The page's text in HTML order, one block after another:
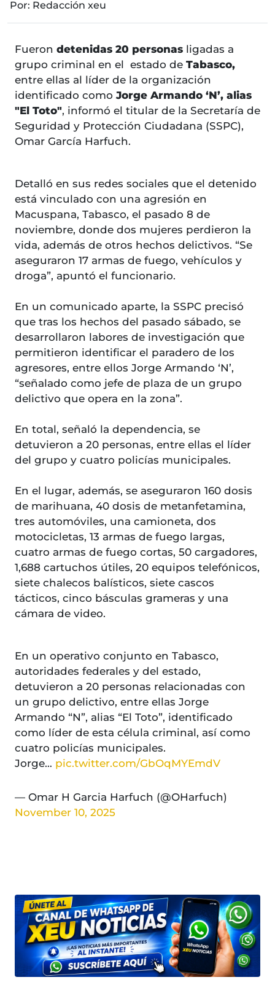
Por: Redacción xeu
Fueron detenidas 20 personas ligadas a
grupo criminal en el estado de Tabasco,
entre ellas al líder de la organización
identificado comoJorge Armando ‘N’, alias
"El Toto", informó el titular de la Secretaría de
Seguridad y Protección Ciudadana (SSPC),
Omar García Harfuch.
Detalló en sus redes sociales que el detenido
está vinculado con una agresión en
Macuspana, Tabasco, el pasado 8 de
noviembre, donde dos mujeres perdieron la
vida, además de otros hechos delictivos. “Se
aseguraron 17 armas de fuego, vehículos y
droga”, apuntó el funcionario.
En un comunicado aparte, la SSPC precisó
que tras los hechos del pasado sábado, se
desarrollaron labores de investigación que
permitieron identificar el paradero de los
agresores, entre ellos Jorge Armando ‘N’,
“señalado como jefe de plaza de un grupo
delictivo que opera en la zona”.
En total, señaló la dependencia, se
detuvieron a 20 personas, entre ellas el líder
del grupo y cuatro policías municipales.
En el lugar, además, se aseguraron 160 dosis
de marihuana, 40 dosis de metanfetamina,
tres automóviles, una camioneta, dos
motocicletas, 13 armas de fuego largas,
cuatro armas de fuego cortas, 50 cargadores,
1,688 cartuchos útiles, 20 equipos telefónicos,
siete chalecos balísticos, siete cascos
tácticos, cinco básculas grameras y una
cámara de video.
En un operativo conjunto en Tabasco,
autoridades federales y del estado,
detuvieron a 20 personas relacionadas con
un grupo delictivo, entre ellas Jorge
Armando “N”, alias “El Toto”, identificado
como líder de esta célula criminal, así como
cuatro policías municipales.
Jorge… pic.twitter.com/GbOqMYEmdV
— Omar H Garcia Harfuch (@OHarfuch)
November 10, 2025